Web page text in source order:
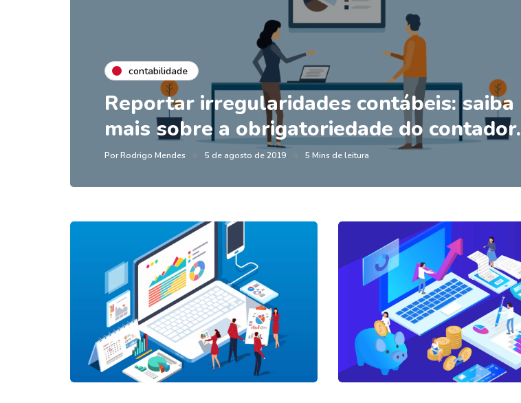
contabilidade
Reportar irregularidades contábeis: saiba
mais sobre a obrigatoriedade do contador.
PorRodrigo Mendes 5 de agosto de 2019 5 Mins de leitura